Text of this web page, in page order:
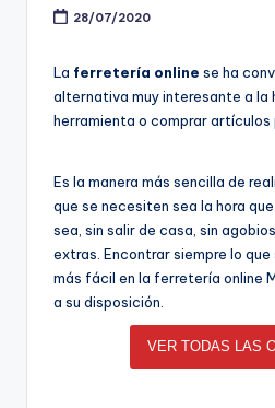
28/07/2020
La ferretería online se ha
alternativa muy interesante a la
herramienta o comprar artículos
Es la manera más sencilla de
que se necesiten sea la hora
sea, sin salir de casa, sin
extras. Encontrar siempre lo
más fácil en la ferretería online
a su disposición.
VER TODAS LAS